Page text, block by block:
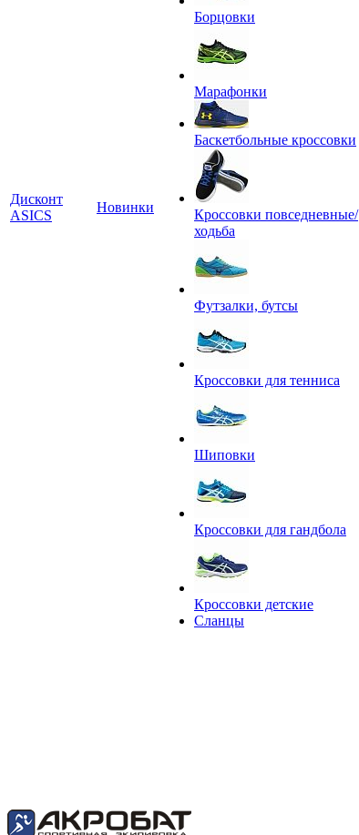
Дисконт
ASICS
Новинки
Борцовки
Марафонки
Баскетбольные кроссовки
Кроссовки повседневные/
ходьба
Футзалки, бутсы
Кроссовки для тенниса
Шиповки
Кроссовки для гандбола
Кроссовки детские
Сланцы